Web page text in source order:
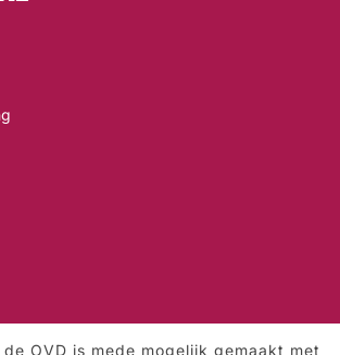
OVD is mede mogelijk gemaakt met